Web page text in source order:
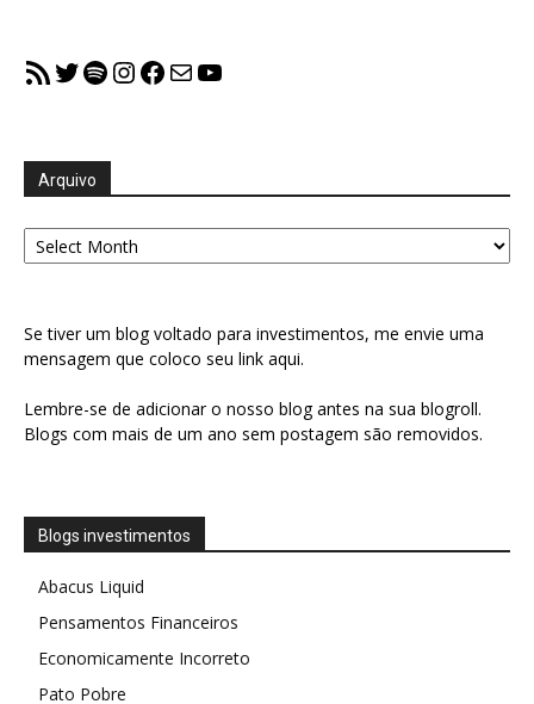
RSS FeedTwitter
Spotify
Instagram
Facebook
MailYouTube
Arquivo
Arquivo
Se tiver um blog voltado para investimentos, me envie uma
mensagem que coloco seu link aqui.
Lembre-se de adicionar o nosso blog antes na sua blogroll.
Blogs com mais de um ano sem postagem são removidos.
Blogs investimentos
Abacus Liquid
Pensamentos Financeiros
Economicamente Incorreto
Pato Pobre